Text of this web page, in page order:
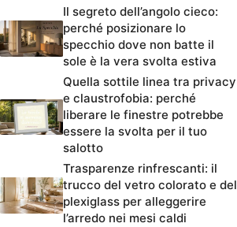
Il segreto dell’angolo cieco:
perché posizionare lo
specchio dove non batte il
sole è la vera svolta estiva
Quella sottile linea tra privacy
e claustrofobia: perché
liberare le finestre potrebbe
essere la svolta per il tuo
salotto
Trasparenze rinfrescanti: il
trucco del vetro colorato e del
plexiglass per alleggerire
l’arredo nei mesi caldi